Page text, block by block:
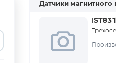
Датчики магнитного